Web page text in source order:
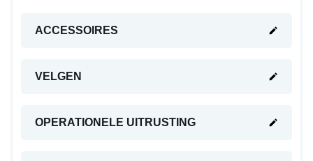
ACCESSOIRES
VELGEN
OPERATIONELE UITRUSTING